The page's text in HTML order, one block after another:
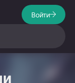
Войти